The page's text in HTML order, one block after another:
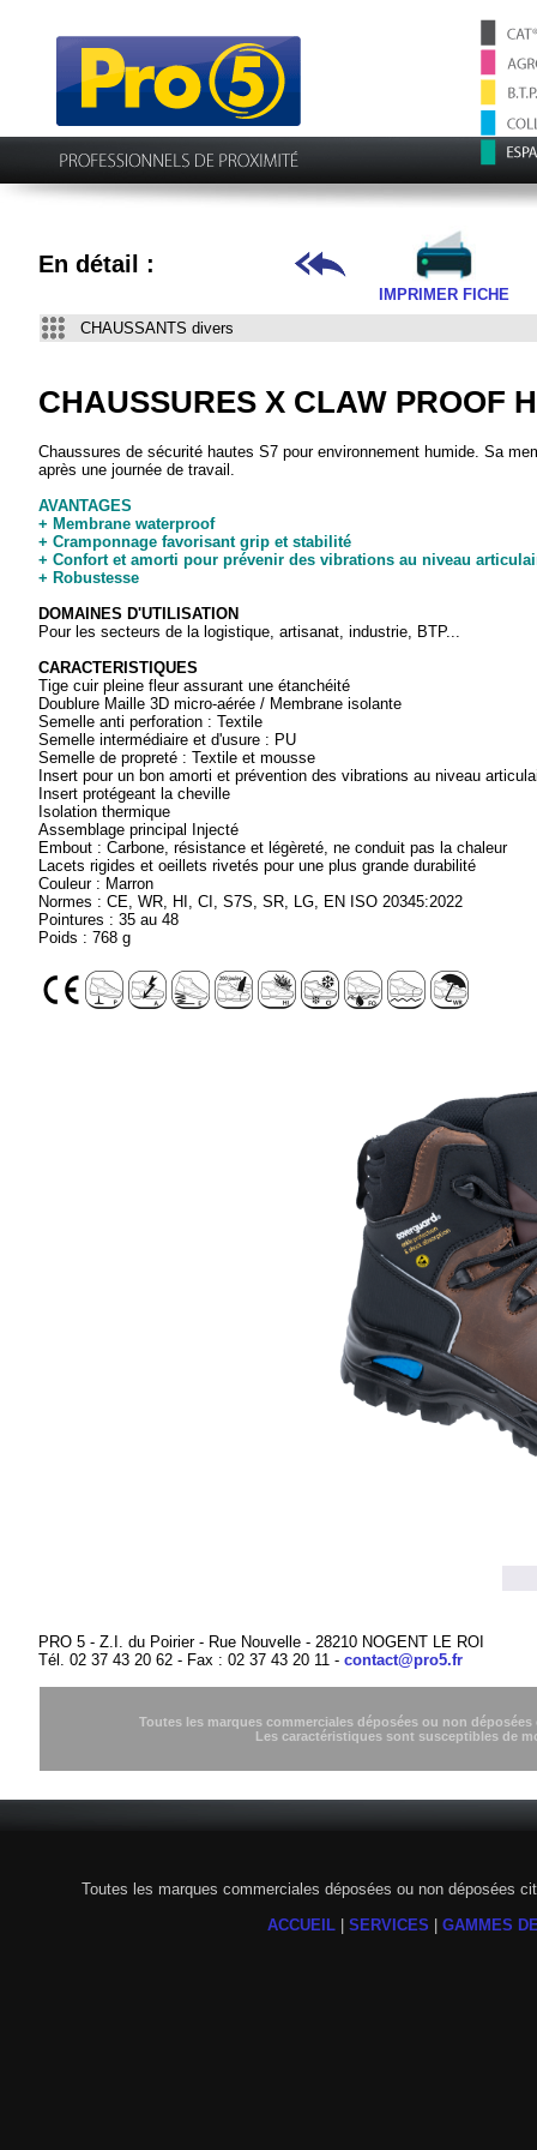
En détail :
IMPRIMER FICHE
CHAUSSANTS divers
CHAUSSURES X CLAW PROOF
Chaussures de sécurité hautes S7 pour environnement humide. Sa
après une journée de travail.
AVANTAGES
+ Membrane waterproof
+ Cramponnage favorisant grip et stabilité
+ Confort et amorti pour prévenir des vibrations au niveau
+ Robustesse
DOMAINES D'UTILISATION
Pour les secteurs de la logistique, artisanat, industrie, BTP...
CARACTERISTIQUES
Tige cuir pleine fleur assurant une étanchéité
Doublure Maille 3D micro-aérée / Membrane isolante
Semelle anti perforation : Textile
Semelle intermédiaire et d'usure : PU
Semelle de propreté : Textile et mousse
Insert pour un bon amorti et prévention des vibrations au niveau
Insert protégeant la cheville
Isolation thermique
Assemblage principal Injecté
Embout : Carbone, résistance et légèreté, ne conduit pas la chaleur
Lacets rigides et oeillets rivetés pour une plus grande durabilité
Couleur : Marron
Normes : CE, WR, HI, CI, S7S, SR, LG, EN ISO 20345:2022
Pointures : 35 au 48
Poids : 768 g
PRO 5 - Z.I. du Poirier - Rue Nouvelle - 28210 NOGENT LE ROI
Tél. 02 37 43 20 62 - Fax : 02 37 43 20 11 -contact@pro5.fr
Toutes les marques commerciales déposées ou non
Les caractéristiques sont susceptibles de
Toutes les marques commerciales déposées ou non déposées
ACCUEIL
SERVICES GAMMES